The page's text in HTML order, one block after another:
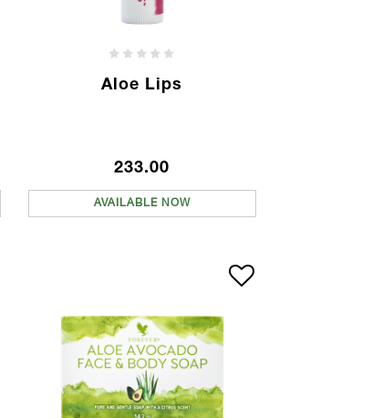
Aloe Lips
233.00
AVAILABLE NOW